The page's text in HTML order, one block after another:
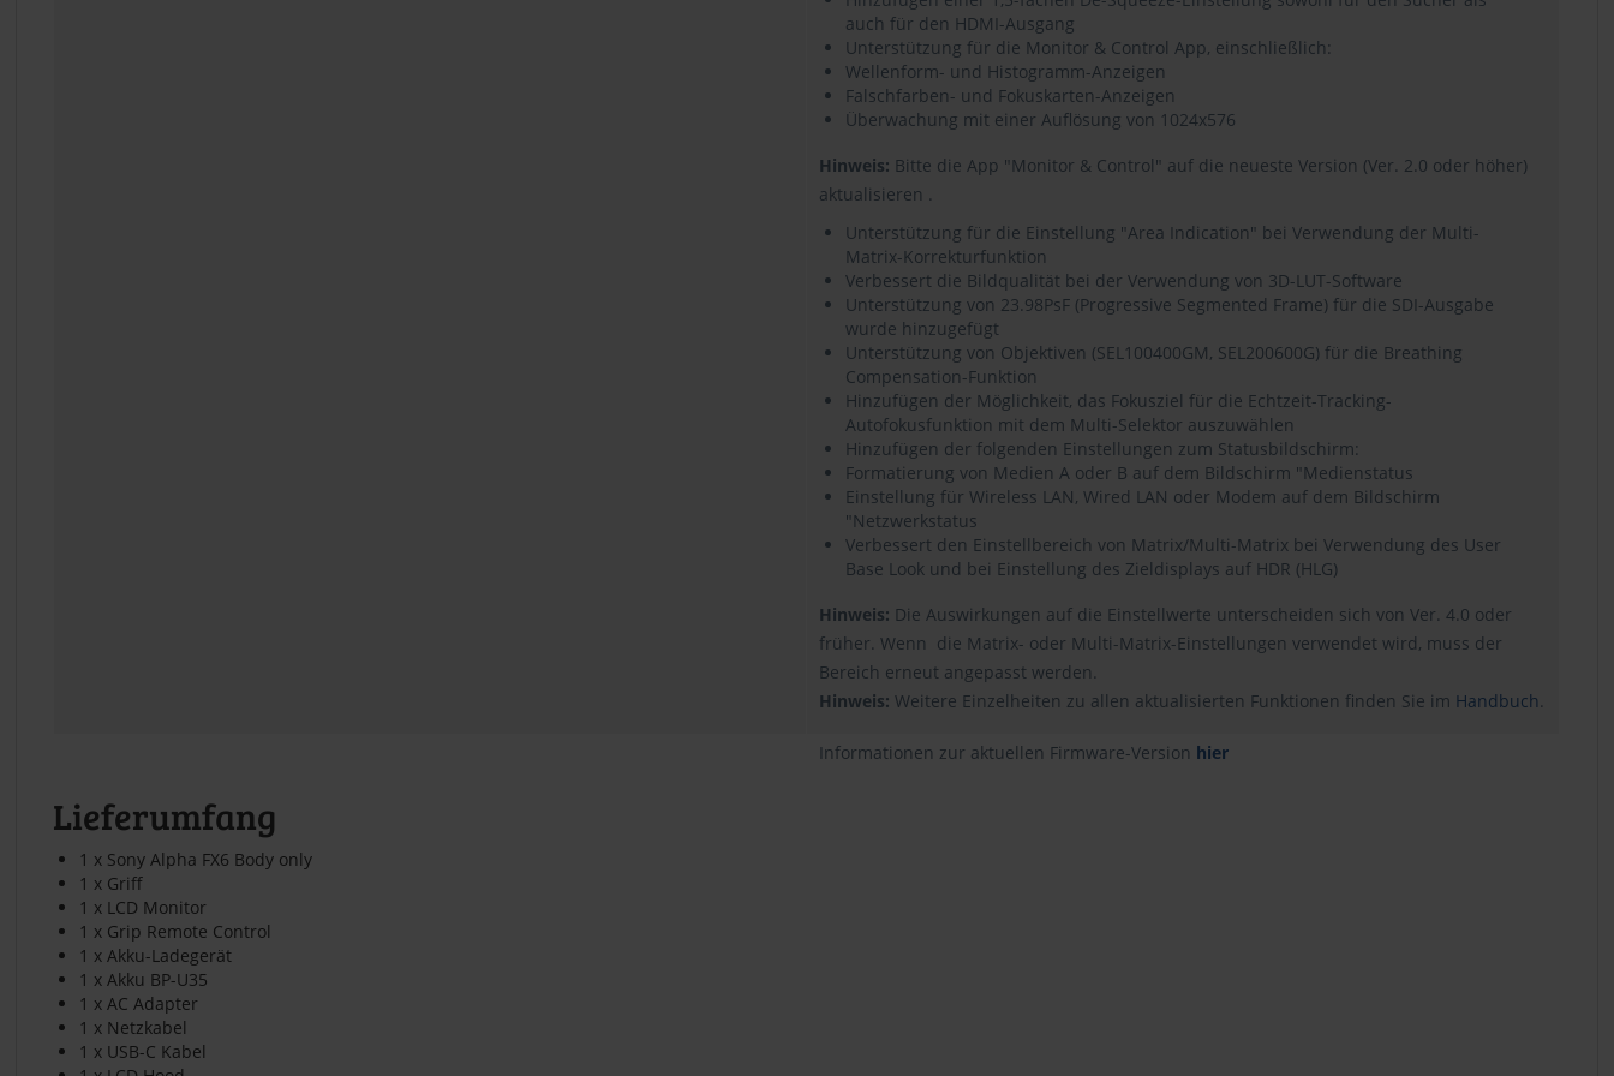
auch für den HDMI-Ausgang
Unterstützung für die Monitor & Control App, einschließlich:
Wellenform- und Histogramm-Anzeigen
Falschfarben- und Fokuskarten-Anzeigen
Überwachung mit einer Auflösung von 1024x576
Hinweis: Bitte die App "Monitor & Control" auf die neueste Version (Ver. 2.0 oder höher)
aktualisieren .
Unterstützung für die Einstellung "Area Indication" bei Verwendung der Multi-
Matrix-Korrekturfunktion
Verbessert die Bildqualität bei der Verwendung von 3D-LUT-Software
Unterstützung von 23.98PsF (Progressive Segmented Frame) für die SDI-Ausgabe
wurde hinzugefügt
Unterstützung von Objektiven (SEL100400GM, SEL200600G) für die Breathing
Compensation-Funktion
Hinzufügen der Möglichkeit, das Fokusziel für die Echtzeit-Tracking-
Autofokusfunktion mit dem Multi-Selektor auszuwählen
Hinzufügen der folgenden Einstellungen zum Statusbildschirm:
Formatierung von Medien A oder B auf dem Bildschirm "Medienstatus
Einstellung für Wireless LAN, Wired LAN oder Modem auf dem Bildschirm
"Netzwerkstatus
Verbessert den Einstellbereich von Matrix/Multi-Matrix bei Verwendung des User
Base Look und bei Einstellung des Zieldisplays auf HDR (HLG)
Hinweis: Die Auswirkungen auf die Einstellwerte unterscheiden sich von Ver. 4.0 oder
früher. Wenn die Matrix- oder Multi-Matrix-Einstellungen verwendet wird, muss der
Bereich erneut angepasst werden.
Hinweis: Weitere Einzelheiten zu allen aktualisierten Funktionen finden Sie im Handbuch
Informationen zur aktuellen Firmware-Version hier
Lieferumfang
1 x Sony Alpha FX6 Body only
1 x Griff
1 x LCD Monitor
1 x Grip Remote Control
1 x Akku-Ladegerät
1 x Akku BP-U35
1 x AC Adapter
1 x Netzkabel
1 x USB-C Kabel